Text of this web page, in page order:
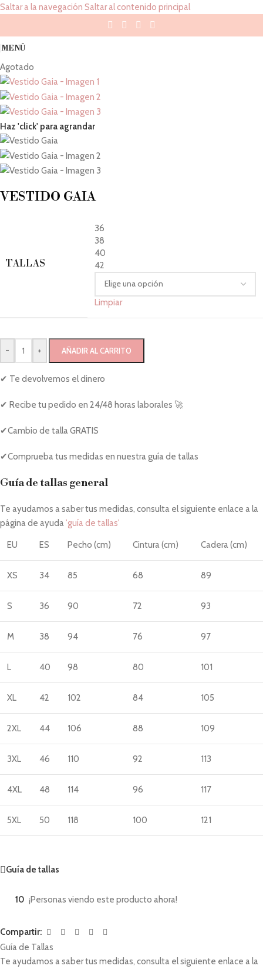
Saltar a la navegación Saltar al contenido principal
MENÚ
Agotado
Haz 'click' para agrandar
VESTIDO GAIA
TALLAS
36
38
40
42
Limpiar
- + AÑADIR AL CARRITO
✔ Te devolvemos el dinero
✔ Recibe tu pedido en 24/48 horas laborales 🚀
✔Cambio de talla GRATIS
✔Comprueba tus medidas en nuestra guía de tallas
Guía de tallas general
Te ayudamos a saber tus medidas, consulta el siguiente enlace a la
página de ayuda'guía de tallas'
EU ES Pecho (cm) Cintura (cm) Cadera (cm)
XS 34 85 68 89
S 36 90 72 93
M 38 94 76 97
L 40 98 80 101
XL 42 102 84 105
2XL 44 106 88 109
3XL 46 110 92 113
4XL 48 114 96 117
5XL 50 118 100 121
Guía de tallas
10 ¡Personas viendo este producto ahora!
Compartir:
Guía de Tallas
Te ayudamos a saber tus medidas, consulta el siguiente enlace a la